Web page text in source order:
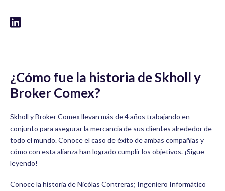
¿Cómo fue la historia de Skholl y
Broker Comex?
Skholl y Broker Comex llevan más de 4 años trabajando en
conjunto para asegurar la mercancía de sus clientes alrededor de
todo el mundo. Conoce el caso de éxito de ambas compañías y
cómo con esta alianza han logrado cumplir los objetivos. ¡Sigue
leyendo!
Conoce la historia de Nicólas Contreras; Ingeniero Informático